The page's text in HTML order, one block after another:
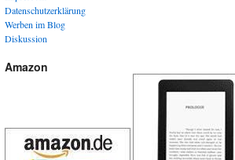
Datenschutzerklärung
Werben im Blog
Diskussion
Amazon